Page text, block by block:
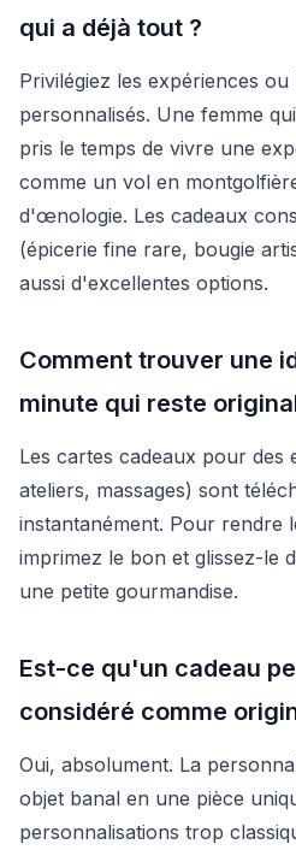
qui a déjà tout ?
Privilégiez les expériences ou
personnalisés. Une femme
pris le temps de vivre une
comme un vol en
d'œnologie. Les cadeaux
(épicerie fine rare, bougie
aussi d'excellentes options.
Comment trouver une
minute qui reste
Les cartes cadeaux pour des
ateliers, massages) sont
instantanément. Pour rendre
imprimez le bon et glissez-le
une petite gourmandise.
Est-ce qu'un cadeau
considéré comme
Oui, absolument. La
objet banal en une pièce
personnalisations trop